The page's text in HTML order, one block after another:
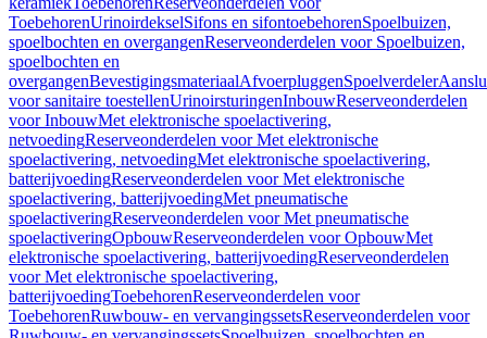
ToebehorenUrinoirdekselSifons en sifontoebehorenSpoelbuizen,
spoelbochten en overgangenReserveonderdelen voor Spoelbuizen,
spoelbochten en
overgangenBevestigingsmateriaalAfvoerpluggenSpoelverdeler
voor sanitaire toestellenUrinoirsturingenInbouwReserveonderdelen
voor InbouwMet elektronische spoelactivering,
netvoedingReserveonderdelen voor Met elektronische
spoelactivering, netvoedingMet elektronische spoelactivering,
batterijvoedingReserveonderdelen voor Met elektronische
spoelactivering, batterijvoedingMet pneumatische
spoelactiveringReserveonderdelen voor Met pneumatische
spoelactiveringOpbouwReserveonderdelen voor OpbouwMet
elektronische spoelactivering, batterijvoedingReserveonderdelen
voor Met elektronische spoelactivering,
batterijvoedingToebehorenReserveonderdelen voor
ToebehorenRuwbouw- en vervangingssetsReserveonderdelen voor